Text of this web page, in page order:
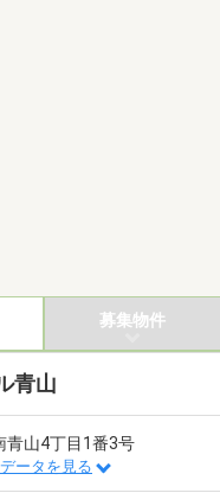
募集物件
青山
青山4丁目1番3号
ータを見る